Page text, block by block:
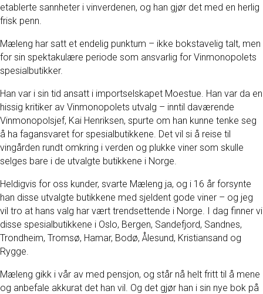
etablerte sannheter i vinverdenen, og han gjør det med en herlig
frisk penn.
Mæleng har satt et endelig punktum – ikke bokstavelig talt, men
for sin spektakulære periode som ansvarlig for Vinmonopolets
spesialbutikker.
Han var i sin tid ansatt i importselskapet Moestue. Han var da en
hissig kritiker av Vinmonopolets utvalg – inntil daværende
Vinmonopolsjef, Kai Henriksen, spurte om han kunne tenke seg
å ha fagansvaret for spesialbutikkene. Det vil si å reise til
vingården rundt omkring i verden og plukke viner som skulle
selges bare i de utvalgte butikkene i Norge.
Heldigvis for oss kunder, svarte Mæleng ja, og i 16 år forsynte
han disse utvalgte butikkene med sjeldent gode viner – og jeg
vil tro at hans valg har vært trendsettende i Norge. I dag finner vi
disse spesialbutikkene i Oslo, Bergen, Sandefjord, Sandnes,
Trondheim, Tromsø, Hamar, Bodø, Ålesund, Kristiansand og
Rygge.
Mæleng gikk i vår av med pensjon, og står nå helt fritt til å mene
og anbefale akkurat det han vil. Og det gjør han i sin nye bok på